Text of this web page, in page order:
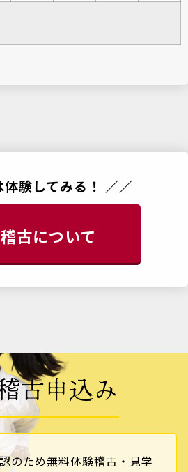
験してみる！ ／／
古について
古申込み
のため無料体験稽古・見学